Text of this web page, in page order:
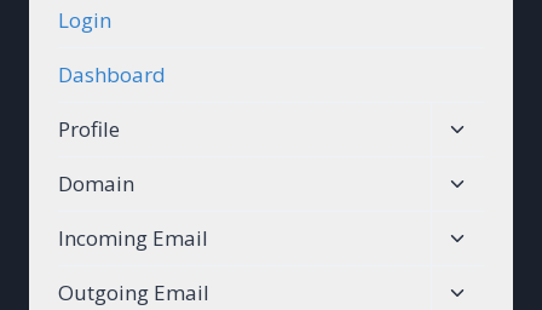
Login
Dashboard
Profile
Toggle
menu
Domain
Toggle
menu
Incoming Email
Toggle
menu
Outgoing Email
Toggle